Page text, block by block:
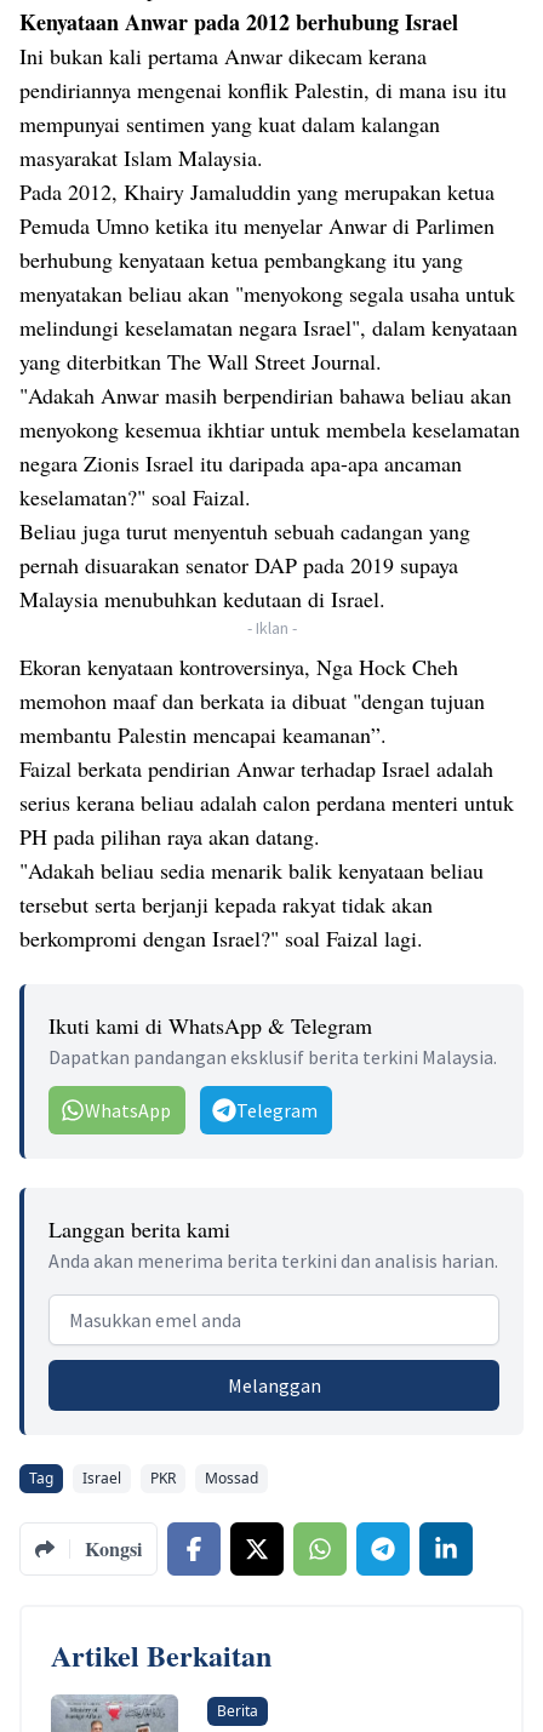
Kenyataan Anwar pada 2012 berhubung Israel
Ini bukan kali pertama Anwar dikecam kerana
pendiriannya mengenai konflik Palestin, di mana isu itu
mempunyai sentimen yang kuat dalam kalangan
masyarakat Islam Malaysia.
Pada 2012, Khairy Jamaluddin yang merupakan ketua
Pemuda Umno ketika itu menyelar Anwar di Parlimen
berhubung kenyataan ketua pembangkang itu yang
menyatakan beliau akan "menyokong segala usaha untuk
melindungi keselamatan negara Israel", dalam kenyataan
yang diterbitkan The Wall Street Journal.
"Adakah Anwar masih berpendirian bahawa beliau akan
menyokong kesemua ikhtiar untuk membela keselamatan
negara Zionis Israel itu daripada apa-apa ancaman
keselamatan?" soal Faizal.
Beliau juga turut menyentuh sebuah cadangan yang
pernah disuarakan senator DAP pada 2019 supaya
Malaysia menubuhkan kedutaan di Israel.
- Iklan -
Ekoran kenyataan kontroversinya, Nga Hock Cheh
memohon maaf dan berkata ia dibuat "dengan tujuan
membantu Palestin mencapai keamanan”.
Faizal berkata pendirian Anwar terhadap Israel adalah
serius kerana beliau adalah calon perdana menteri untuk
PH pada pilihan raya akan datang.
"Adakah beliau sedia menarik balik kenyataan beliau
tersebut serta berjanji kepada rakyat tidak akan
berkompromi dengan Israel?" soal Faizal lagi.
Ikuti kami di WhatsApp & Telegram
Dapatkan pandangan eksklusif berita terkini Malaysia.
WhatsApp Telegram
Langgan berita kami
Anda akan menerima berita terkini dan analisis harian.
Email address
Melanggan
Tag Israel PKR Mossad
Kongsi
Artikel Berkaitan
Berita